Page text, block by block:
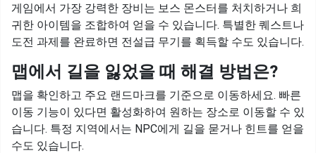
게임에서 가장 강력한 장비는 보스 몬스터를 처치하거나 희
귀한 아이템을 조합하여 얻을 수 있습니다. 특별한 퀘스트나
도전 과제를 완료하면 전설급 무기를 획득할 수도 있습니다.
맵에서 길을 잃었을 때 해결 방법은?
맵을 확인하고 주요 랜드마크를 기준으로 이동하세요. 빠른
이동 기능이 있다면 활성화하여 원하는 장소로 이동할 수 있
습니다. 특정 지역에서는 NPC에게 길을 묻거나 힌트를 얻을
수도 있습니다.